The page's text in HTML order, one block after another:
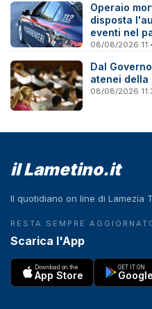
Operaio
disposta
eventi nel
08/08/2026
Dal
atenei della
08/08/2026
il Lametino.it
Il quotidiano on line di Lamezia
RESTA SEMPRE
Scarica l'App
Download on the
App Store
GET IT ON